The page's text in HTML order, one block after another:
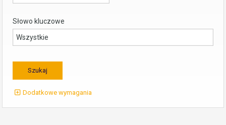
Słowo kluczowe
Dodatkowe wymagania